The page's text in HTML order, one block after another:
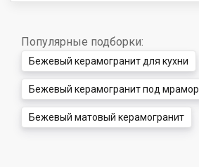
Популярные подборки:
Бежевый керамогранит для кухни
Бежевый керамогранит под мрамор
Бежевый матовый керамогранит